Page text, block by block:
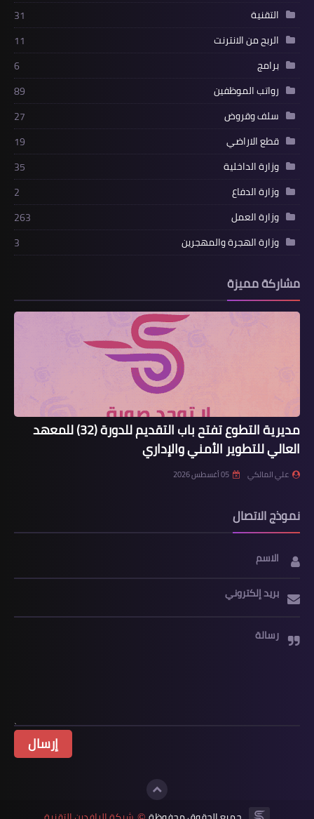
التقنية
31
الربح من الانترنت
11
برامج
6
رواتب الموظفين
89
سلف وقروض
27
قطع الاراضي
19
وزارة الداخلية
35
وزارة الدفاع
2
وزارة العمل
263
وزارة الهجرة والمهجرين
3
مشاركة مميزة
مديرية التطوع تفتح باب التقديم للدورة (32) للمعهد
العالي للتطوير الأمني والإداري
علي المالكي 05 أغسطس 2026
نموذج الاتصال
الاسم
بريد إلكتروني
رسالة